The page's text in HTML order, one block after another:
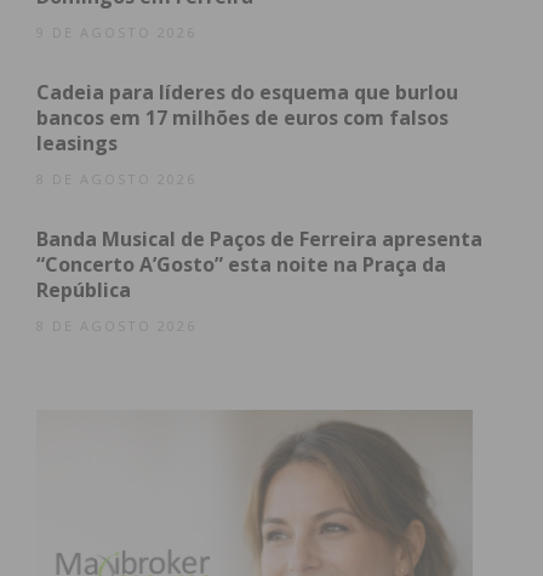
9 DE AGOSTO 2026
Cadeia para líderes do esquema que burlou
bancos em 17 milhões de euros com falsos
leasings
8 DE AGOSTO 2026
Banda Musical de Paços de Ferreira apresenta
“Concerto A’Gosto” esta noite na Praça da
República
8 DE AGOSTO 2026